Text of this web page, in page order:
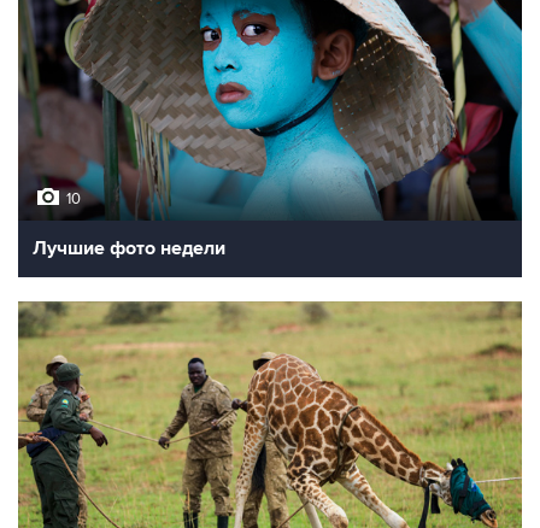
10
Лучшие фото недели